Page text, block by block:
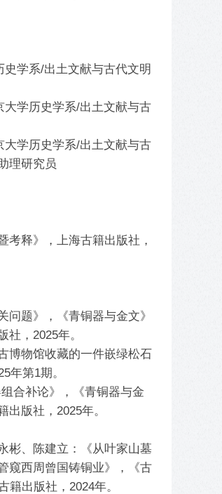
学系/出土文献与古代文明
大学历史学系/出土文献与古
大学历史学系/出土文献与古
理研究员
考释》，上海古籍出版社，
问题》，《青铜器与金文》
社，2025年。
博物馆收藏的一件嵌绿松石
年第1期。
合补论》，《青铜器与金
版社，2025年。
彬、陈建立：《从叶家山墓
窥西周曾国铸铜业》，《古
籍出版社，2024年。